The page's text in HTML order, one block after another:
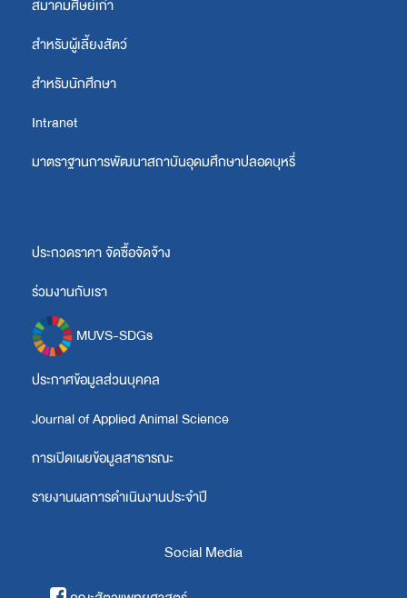
สมาคมศิษย์เก่า
สำหรับผู้เลี้ยงสัตว์
สำหรับนักศึกษา
Intranet
มาตราฐานการพัฒนาสถาบันอุดมศึกษาปลอดบุหรี่
ประกวดราคา จัดซื้อจัดจ้าง
ร่วมงานกับเรา
MUVS-SDGs
ประกาศข้อมูลส่วนบุคคล
Journal of Applied Animal Science
การเปิดเผยข้อมูลสาธารณะ
รายงานผลการดำเนินงานประจำปี
Social Media